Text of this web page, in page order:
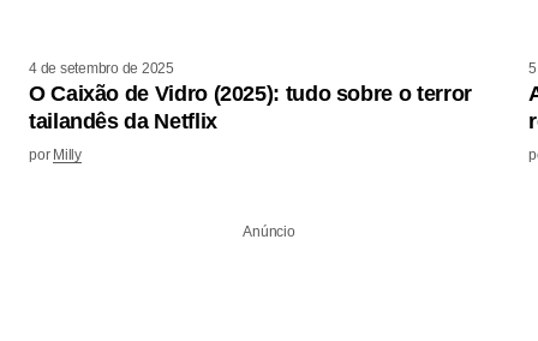
4 de setembro de 2025
O Caixão de Vidro (2025): tudo sobre o terror
tailandês da Netflix
por Milly
Anúncio